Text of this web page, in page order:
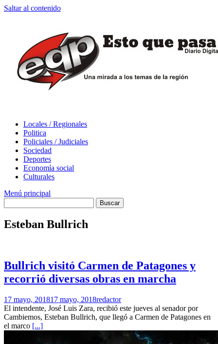
Saltar al contenido
Locales / Regionales
Politica
Policiales / Judiciales
Sociedad
Deportes
Economía social
Culturales
Menú principal
Esteban Bullrich
Bullrich visitó Carmen de Patagones y
recorrió diversas obras en marcha
17 mayo, 201817 mayo, 2018redactor
El intendente, José Luis Zara, recibió este jueves al senador por
Cambiemos, Esteban Bullrich, que llegó a Carmen de Patagones en
el marco [...]